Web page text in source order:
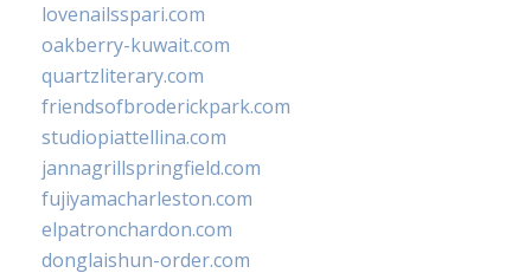
lovenailsspari.com
oakberry-kuwait.com
quartzliterary.com
friendsofbroderickpark.com
studiopiattellina.com
jannagrillspringfield.com
fujiyamacharleston.com
elpatronchardon.com
donglaishun-order.com